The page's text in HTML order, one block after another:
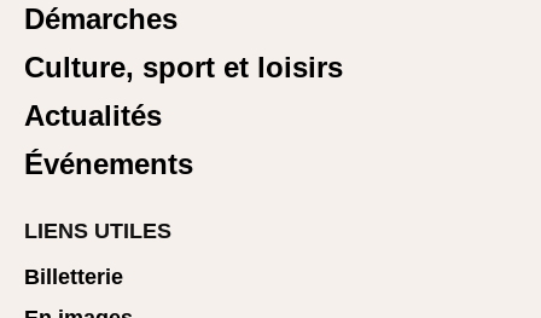
Démarches
Culture, sport et loisirs
Actualités
Événements
LIENS UTILES
Billetterie